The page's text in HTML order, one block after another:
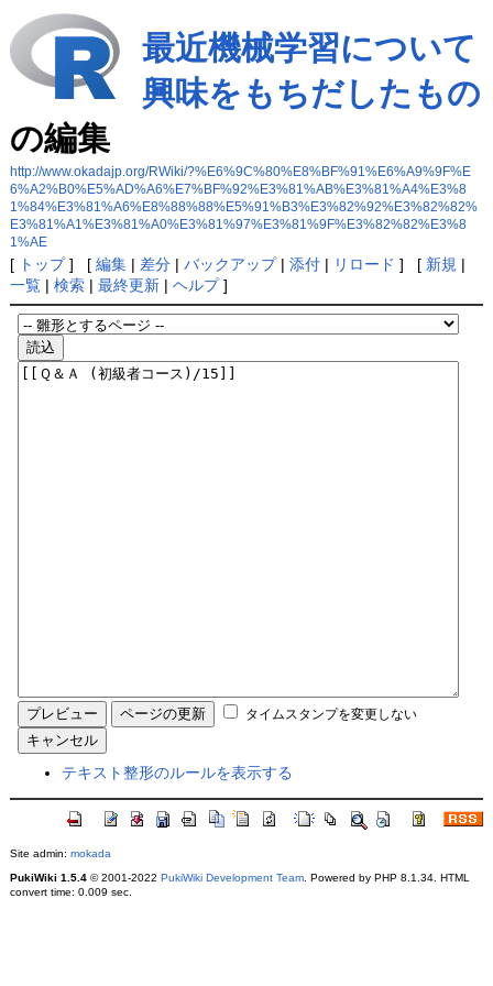
最近機械学習について
興味をもちだしたもの
の編集
http://www.okadajp.org/RWiki/?%E6%9C%80%E8%BF%91%E6%A9%9F%E
6%A2%B0%E5%AD%A6%E7%BF%92%E3%81%AB%E3%81%A4%E3%8
1%84%E3%81%A6%E8%88%88%E5%91%B3%E3%82%92%E3%82%82%
E3%81%A1%E3%81%A0%E3%81%97%E3%81%9F%E3%82%82%E3%8
1%AE
[ トップ] [ 編集| 差分| バックアップ| 添付| リロード ] [ 新規 |
一覧| 検索| 最終更新| ヘルプ]
タイムスタンプを変更しない
テキスト整形のルールを表示する
Site admin: mokada
PukiWiki 1.5.4© 2001-2022 PukiWiki Development Team. Powered by PHP 8.1.34. HTML
convert time: 0.009 sec.